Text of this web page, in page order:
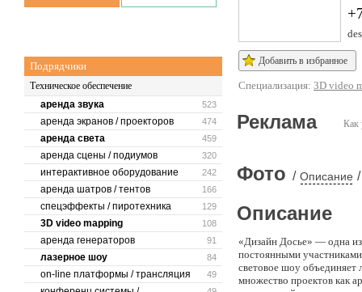
Подрядчики
Техническое обеспечение
523
аренда звука
474
аренда экранов / проекторов
459
аренда света
320
аренда сцены / подиумов
242
интерактивное оборудование
166
аренда шатров / тентов
129
спецэффекты / пиротехника
108
3D video mapping
91
аренда генераторов
84
лазерное шоу
49
on-line платформы / трансляция
Добавить в избранное
Специализация: 3D video
Как
Реклама
Фото / Описание /
Описание
«Дизайн Досье» — одна
постоянными
световое шоу объединяет
множество проектов как